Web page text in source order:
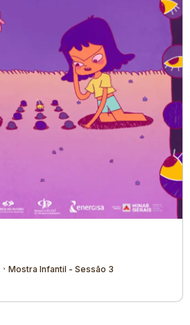
Mostra Infantil - Sessão 3